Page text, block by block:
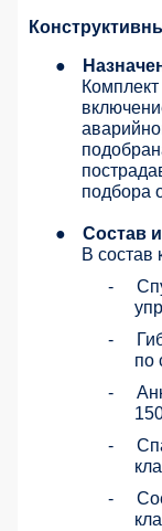
●
подбора
●
Состав
В состав
-
-
по
-
-
-